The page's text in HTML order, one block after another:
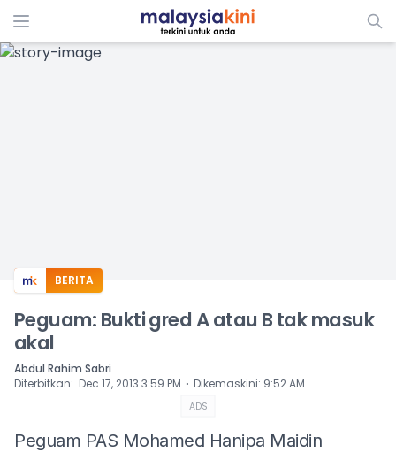
ADS
BERITA
Peguam: Bukti gred A atau B tak masuk
akal
Abdul Rahim Sabri
Diterbitkan: Dec 17, 2013 3:59 PM ⋅ Dikemaskini: 9:52 AM
ADS
Peguam PAS Mohamed Hanipa Maidin